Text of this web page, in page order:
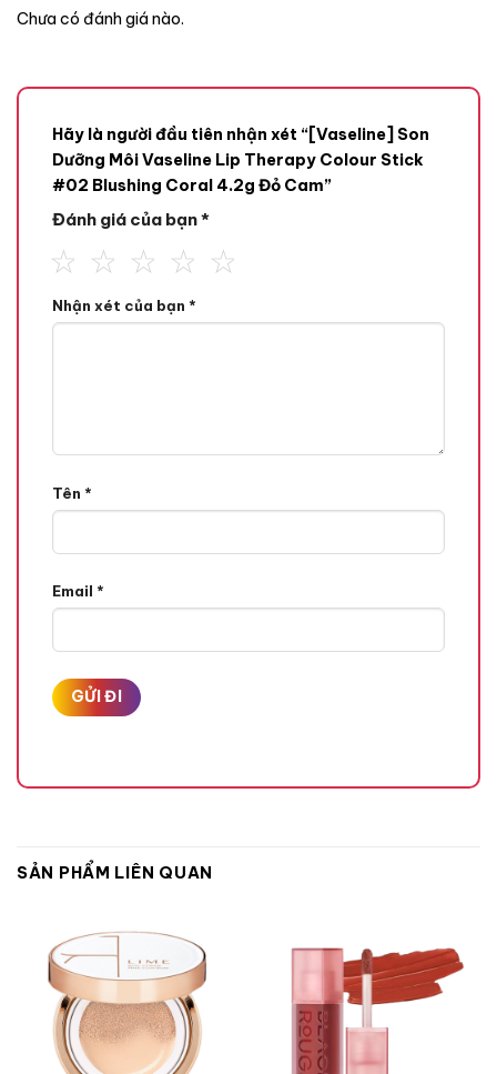
Chưa có đánh giá nào.
Hãy là người đầu tiên nhận xét “[Vaseline] Son
Dưỡng Môi Vaseline Lip Therapy Colour Stick
#02 Blushing Coral 4.2g Đỏ Cam”
Đánh giá của bạn*
Nhận xét của bạn *
Tên *
Email *
SẢN PHẨM LIÊN QUAN